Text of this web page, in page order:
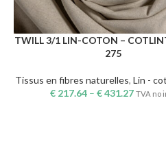
CHOIX DES OPTIONS
TWILL 3/1 LIN-COTON –
275
Tissus en fibres naturelles,Lin -
€217.64– €431.27 TVA no